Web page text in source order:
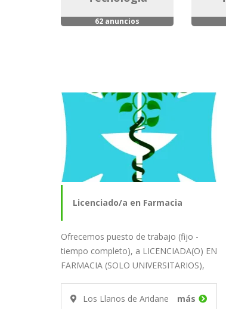
62 anuncios
Licenciado/a en Farmacia
Ofrecemos puesto de trabajo (fijo -
tiempo completo), a LICENCIADA(O) EN
FARMACIA (SOLO UNIVERSITARIOS),
Los Llanos de Aridane
más